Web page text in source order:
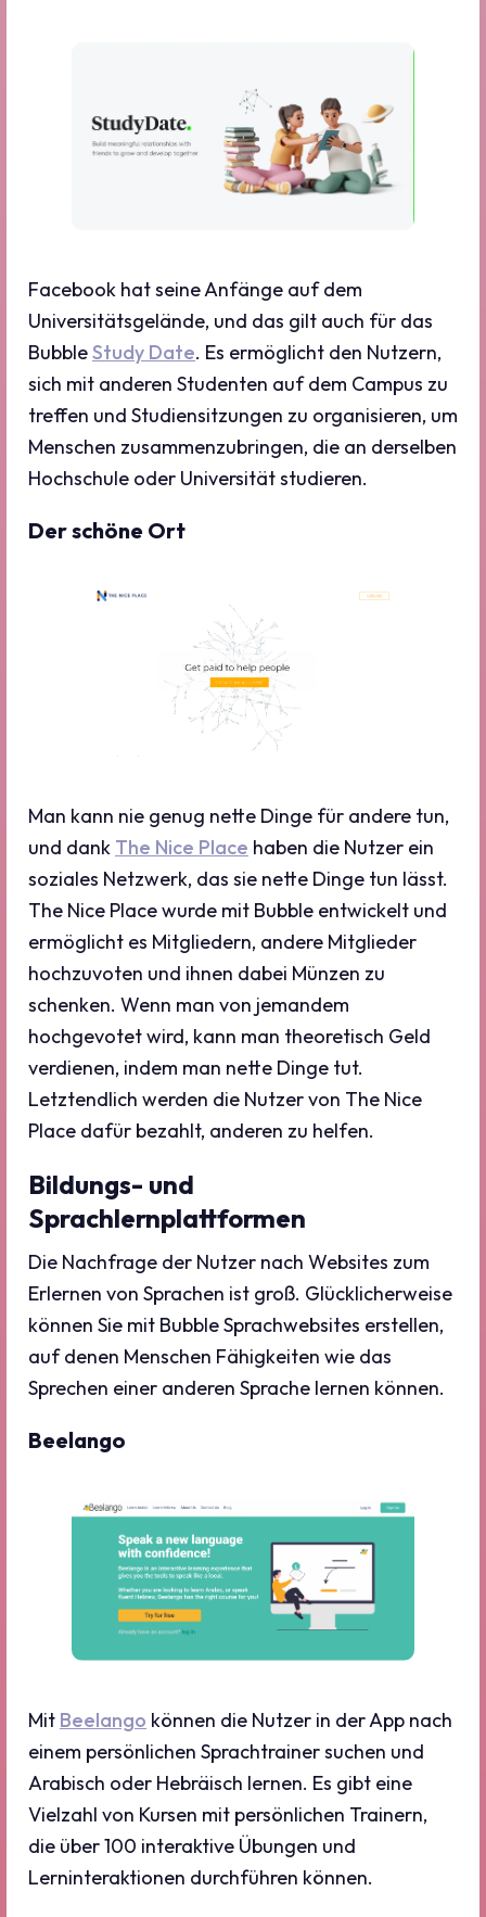
Facebook hat seine Anfänge auf dem
Universitätsgelände, und das gilt auch für das
BubbleStudy Date. Es ermöglicht den Nutzern,
sich mit anderen Studenten auf dem Campus zu
treffen und Studiensitzungen zu organisieren, um
Menschen zusammenzubringen, die an derselben
Hochschule oder Universität studieren.
Der schöne Ort
Man kann nie genug nette Dinge für andere tun,
und dank The Nice Place haben die Nutzer ein
soziales Netzwerk, das sie nette Dinge tun lässt.
The Nice Place wurde mit Bubble entwickelt und
ermöglicht es Mitgliedern, andere Mitglieder
hochzuvoten und ihnen dabei Münzen zu
schenken. Wenn man von jemandem
hochgevotet wird, kann man theoretisch Geld
verdienen, indem man nette Dinge tut.
Letztendlich werden die Nutzer von The Nice
Place dafür bezahlt, anderen zu helfen.
Bildungs- und
Sprachlernplattformen
Die Nachfrage der Nutzer nach Websites zum
Erlernen von Sprachen ist groß. Glücklicherweise
können Sie mit Bubble Sprachwebsites erstellen,
auf denen Menschen Fähigkeiten wie das
Sprechen einer anderen Sprache lernen können.
Beelango
Mit Beelango können die Nutzer in der App nach
einem persönlichen Sprachtrainer suchen und
Arabisch oder Hebräisch lernen. Es gibt eine
Vielzahl von Kursen mit persönlichen Trainern,
die über 100 interaktive Übungen und
Lerninteraktionen durchführen können.